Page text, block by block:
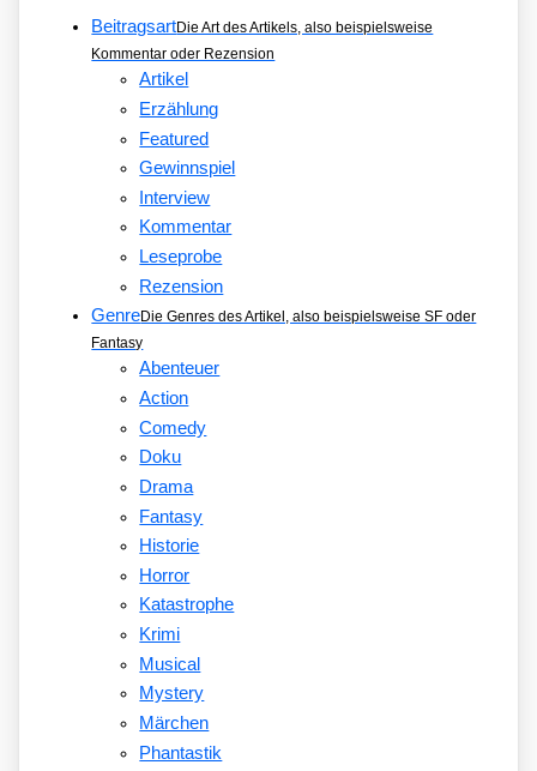
BeitragsartDie Art des Artikels, also beispielsweise
Kommentar oder Rezension
Artikel
Erzählung
Featured
Gewinnspiel
Interview
Kommentar
Leseprobe
Rezension
GenreDie Genres des Artikel, also beispielsweise SF oder
Fantasy
Abenteuer
Action
Comedy
Doku
Drama
Fantasy
Historie
Horror
Katastrophe
Krimi
Musical
Mystery
Märchen
Phantastik